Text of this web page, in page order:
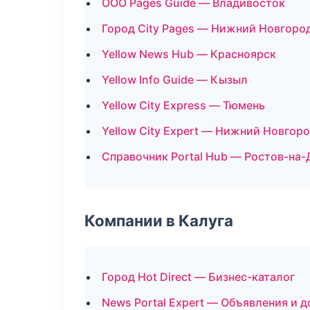
ООО Pages Guide — Владивосток
Город City Pages — Нижний
Yellow News Hub — Красноярск
Yellow Info Guide — Кызыл
Yellow City Express — Тюмень
Yellow City Expert — Нижний
Справочник Portal Hub — Ростов-на-
Компании в Калуга
Город Hot Direct — Бизнес-каталог
News Portal Expert — Объявления и